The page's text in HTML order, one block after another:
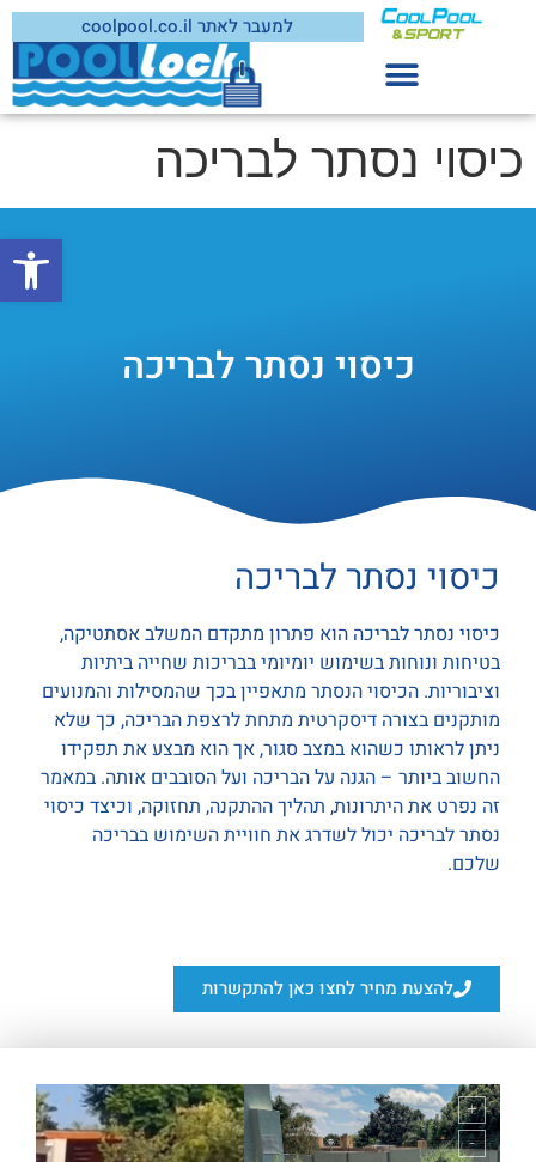
פתח
למעבר לאתר coolpool.co.il
כיסוי נסתר לבריכה
כיסוי נסתר לבריכה
כיסוי נסתר לבריכה
כיסוי נסתר לבריכה הוא פתרון מתקדם המשלב אסתטיקה,
בטיחות ונוחות בשימוש יומיומי בבריכות שחייה ביתיות
וציבוריות. הכיסוי הנסתר מתאפיין בכך שהמסילות והמנועים
מותקנים בצורה דיסקרטית מתחת לרצפת הבריכה, כך שלא
ניתן לראותו כשהוא במצב סגור, אך הוא מבצע את תפקידו
החשוב ביותר – הגנה על הבריכה ועל הסובבים אותה. במאמר
זה נפרט את היתרונות, תהליך ההתקנה, תחזוקה, וכיצד כיסוי
נסתר לבריכה יכול לשדרג את חוויית השימוש בבריכה
שלכם.
להצעת מחיר לחצו כאן להתקשרות